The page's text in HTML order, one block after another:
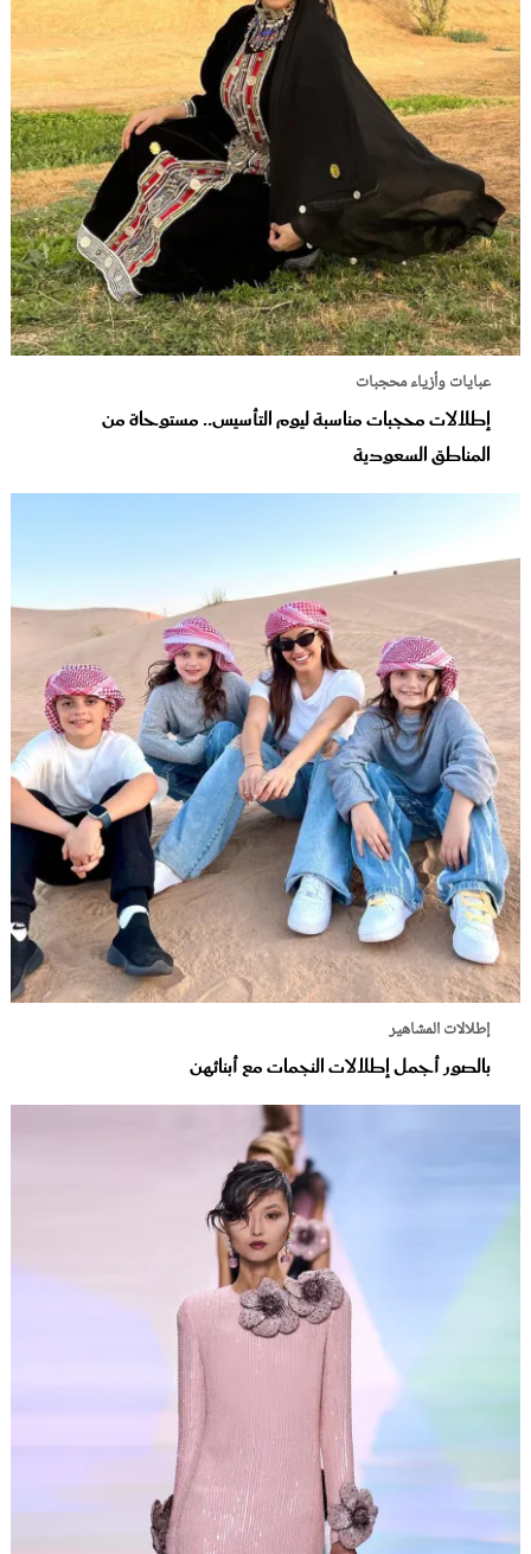
عبايات وأزياء محجبات
إطلالات محجبات مناسبة ليوم التأسيس.. مستوحاة من
المناطق السعودية
إطلالات المشاهير
بالصور أجمل إطلالات النجمات مع أبنائهن